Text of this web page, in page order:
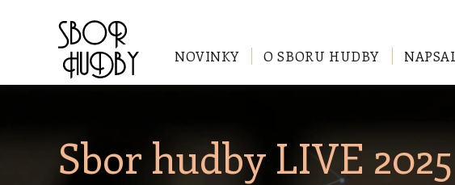
NOVINKY O SBORU HUDBY
Sbor hudby LIVE 2025